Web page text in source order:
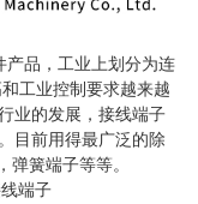
产品，工业上划分为连
工业控制要求越来越
业的发展，接线端子
目前用得最广泛的除
弹簧端子等等。
线端子